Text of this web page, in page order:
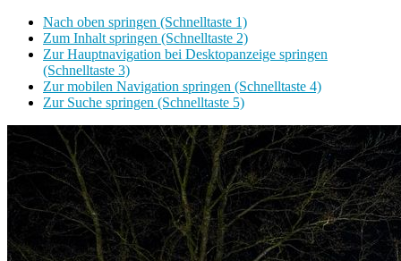
Nach oben springen (Schnelltaste 1)
Zum Inhalt springen (Schnelltaste 2)
Zur Hauptnavigation bei Desktopanzeige springen
(Schnelltaste 3)
Zur mobilen Navigation springen (Schnelltaste 4)
Zur Suche springen (Schnelltaste 5)